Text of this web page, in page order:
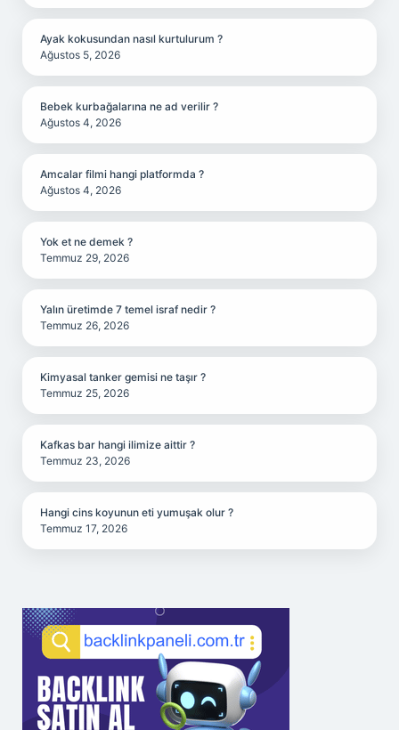
Ayak kokusundan nasıl kurtulurum ?
Ağustos 5, 2026
Bebek kurbağalarına ne ad verilir ?
Ağustos 4, 2026
Amcalar filmi hangi platformda ?
Ağustos 4, 2026
Yok et ne demek ?
Temmuz 29, 2026
Yalın üretimde 7 temel israf nedir ?
Temmuz 26, 2026
Kimyasal tanker gemisi ne taşır ?
Temmuz 25, 2026
Kafkas bar hangi ilimize aittir ?
Temmuz 23, 2026
Hangi cins koyunun eti yumuşak olur ?
Temmuz 17, 2026